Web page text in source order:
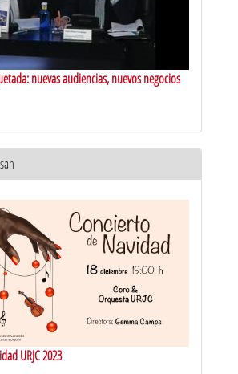
nuevas audiencias, nuevos negocios
URJC 2023